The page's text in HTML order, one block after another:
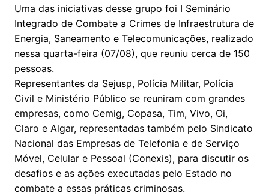
Uma das iniciativas desse grupo foi I Seminário
Integrado de Combate a Crimes de Infraestrutura de
Energia, Saneamento e Telecomunicações, realizado
nessa quarta-feira (07/08), que reuniu cerca de 150
pessoas.
Representantes da Sejusp, Polícia Militar, Polícia
Civil e Ministério Público se reuniram com grandes
empresas, como Cemig, Copasa, Tim, Vivo, Oi,
Claro e Algar, representadas também pelo Sindicato
Nacional das Empresas de Telefonia e de Serviço
Móvel, Celular e Pessoal (Conexis), para discutir os
desafios e as ações executadas pelo Estado no
combate a essas práticas criminosas.